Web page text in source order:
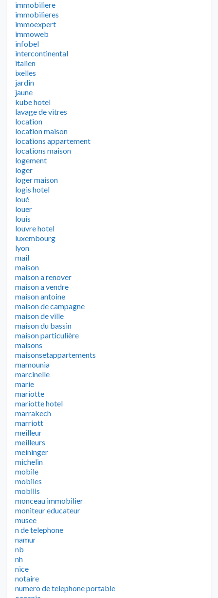
immobiliere
immobilieres
immoexpert
immoweb
infobel
intercontinental
italien
ixelles
jardin
jaune
kube hotel
lavage de vitres
location
location maison
locations appartement
locations maison
logement
loger
loger maison
logis hotel
loué
louer
louis
louvre hotel
luxembourg
lyon
mail
maison
maison a renover
maison a vendre
maison antoine
maison de campagne
maison de ville
maison du bassin
maison particulière
maisons
maisonsetappartements
mamounia
marcinelle
marie
mariotte
mariotte hotel
marrakech
marriott
meilleur
meilleurs
meininger
michelin
mobile
mobiles
mobilis
monceau immobilier
moniteur educateur
musee
n de telephone
namur
nb
nh
nice
notaire
numero de telephone portable